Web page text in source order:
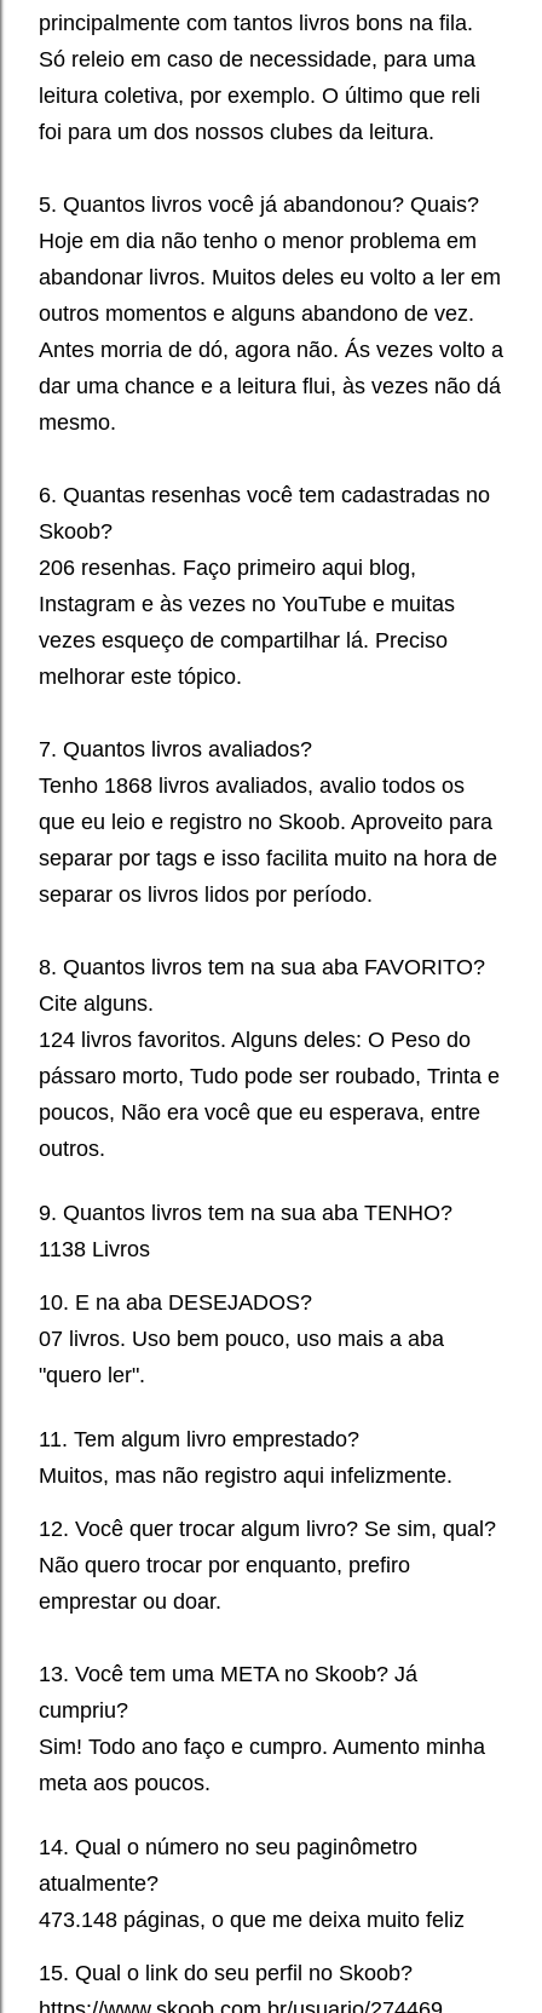
principalmente com tantos livros bons na fila.
Só releio em caso de necessidade, para uma
leitura coletiva, por exemplo. O último que reli
foi para um dos nossos clubes da leitura.
5. Quantos livros você já abandonou? Quais?
Hoje em dia não tenho o menor problema em
abandonar livros. Muitos deles eu volto a ler em
outros momentos e alguns abandono de vez.
Antes morria de dó, agora não. Ás vezes volto a
dar uma chance e a leitura flui, às vezes não dá
mesmo.
6. Quantas resenhas você tem cadastradas no
Skoob?
206 resenhas. Faço primeiro aqui blog,
Instagram e às vezes no YouTube e muitas
vezes esqueço de compartilhar lá. Preciso
melhorar este tópico.
7. Quantos livros avaliados?
Tenho 1868 livros avaliados, avalio todos os
que eu leio e registro no Skoob. Aproveito para
separar por tags e isso facilita muito na hora de
separar os livros lidos por período.
8. Quantos livros tem na sua aba FAVORITO?
Cite alguns.
124 livros favoritos. Alguns deles: O Peso do
pássaro morto, Tudo pode ser roubado, Trinta e
poucos, Não era você que eu esperava, entre
outros.
9. Quantos livros tem na sua aba TENHO?
1138 Livros
10. E na aba DESEJADOS?
07 livros. Uso bem pouco, uso mais a aba
"quero ler".
11. Tem algum livro emprestado?
Muitos, mas não registro aqui infelizmente.
12. Você quer trocar algum livro? Se sim, qual?
Não quero trocar por enquanto, prefiro
emprestar ou doar.
13. Você tem uma META no Skoob? Já
cumpriu?
Sim! Todo ano faço e cumpro. Aumento minha
meta aos poucos.
14. Qual o número no seu paginômetro
atualmente?
473.148 páginas, o que me deixa muito feliz
15. Qual o link do seu perfil no Skoob?